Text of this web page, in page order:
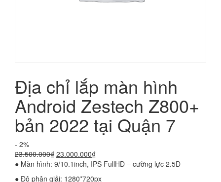
Địa chỉ lắp màn hình
Android Zestech Z800+
bản 2022 tại Quận 7
- 2%
23.500.000₫ Giá
gốc
là:
23.000.000₫Giá
hiện
● Màn hình: 9/10.1inch, IPS FullHD – cường lực 2.5D
● Độ phân giải: 1280*720px